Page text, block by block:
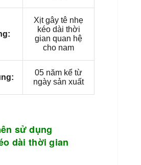
Xịt gây tê nhẹ
kéo dài thời
gian quan hệ
cho nam
05 năm kể từ
ngày sản xuất
sử dụng
dài thời gian